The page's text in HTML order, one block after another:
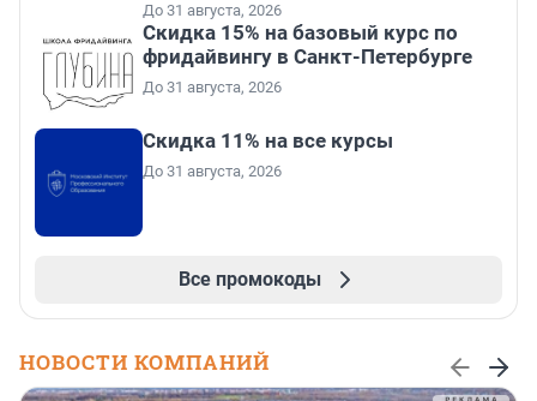
До 31 августа, 2026
Скидка 15% на базовый курс по
фридайвингу в Санкт-Петербурге
До 31 августа, 2026
Скидка 11% на все курсы
До 31 августа, 2026
Все промокоды
НОВОСТИ КОМПАНИЙ